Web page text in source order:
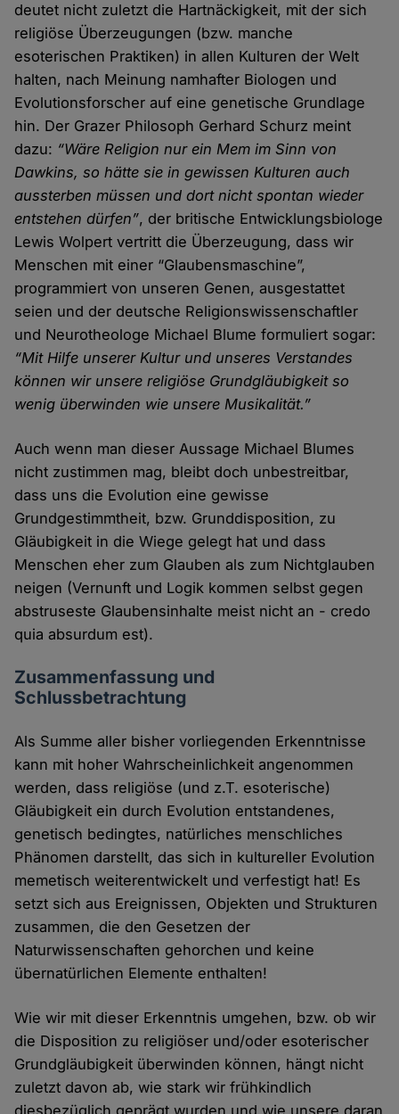
deutet nicht zuletzt die Hartnäckigkeit, mit der sich
religiöse Überzeugungen (bzw. manche
esoterischen Praktiken) in allen Kulturen der Welt
halten, nach Meinung namhafter Biologen und
Evolutionsforscher auf eine genetische Grundlage
hin. Der Grazer Philosoph Gerhard Schurz meint
dazu: “Wäre Religion nur ein Mem im Sinn von
Dawkins, so hätte sie in gewissen Kulturen auch
aussterben müssen und dort nicht spontan wieder
entstehen dürfen”, der britische Entwicklungsbiologe
Lewis Wolpert vertritt die Überzeugung, dass wir
Menschen mit einer “Glaubensmaschine”,
programmiert von unseren Genen, ausgestattet
seien und der deutsche Religionswissenschaftler
und Neurotheologe Michael Blume formuliert sogar:
“Mit Hilfe unserer Kultur und unseres Verstandes
können wir unsere religiöse Grundgläubigkeit so
wenig überwinden wie unsere Musikalität.”
Auch wenn man dieser Aussage Michael Blumes
nicht zustimmen mag, bleibt doch unbestreitbar,
dass uns die Evolution eine gewisse
Grundgestimmtheit, bzw. Grunddisposition, zu
Gläubigkeit in die Wiege gelegt hat und dass
Menschen eher zum Glauben als zum Nichtglauben
neigen (Vernunft und Logik kommen selbst gegen
abstruseste Glaubensinhalte meist nicht an - credo
quia absurdum est).
Zusammenfassung und
Schlussbetrachtung
Als Summe aller bisher vorliegenden Erkenntnisse
kann mit hoher Wahrscheinlichkeit angenommen
werden, dass religiöse (und z.T. esoterische)
Gläubigkeit ein durch Evolution entstandenes,
genetisch bedingtes, natürliches menschliches
Phänomen darstellt, das sich in kultureller Evolution
memetisch weiterentwickelt und verfestigt hat! Es
setzt sich aus Ereignissen, Objekten und Strukturen
zusammen, die den Gesetzen der
Naturwissenschaften gehorchen und keine
übernatürlichen Elemente enthalten!
Wie wir mit dieser Erkenntnis umgehen, bzw. ob wir
die Disposition zu religiöser und/oder esoterischer
Grundgläubigkeit überwinden können, hängt nicht
zuletzt davon ab, wie stark wir frühkindlich